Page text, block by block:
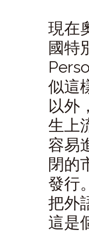
現在
國特
似這
以外
生上
容易
閉的
發行
把外
這是